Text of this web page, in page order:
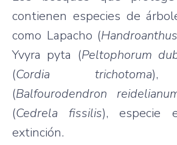
contienen especies de
como Lapacho (
Yvyra pyta (Peltophorum
(Cordia trichotoma),
(Balfourodendron
(Cedrela fissilis), especie
extinción.